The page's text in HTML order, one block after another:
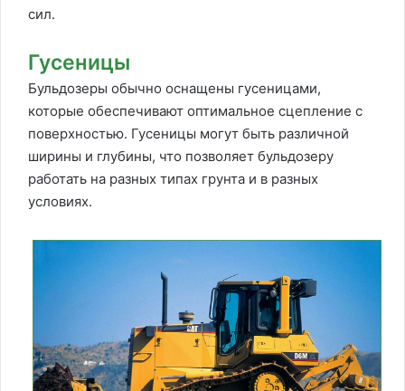
сил.
Гусеницы
Бульдозеры обычно оснащены гусеницами,
которые обеспечивают оптимальное сцепление с
поверхностью. Гусеницы могут быть различной
ширины и глубины, что позволяет бульдозеру
работать на разных типах грунта и в разных
условиях.